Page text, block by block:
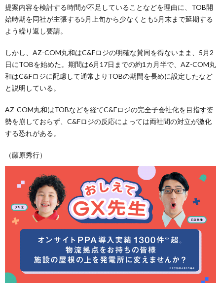
提案内容を検討する時間が不足していることなどを理由に、TOB開
始時期を同社が主張する5月上旬から少なくとも5月末まで延期する
よう繰り返し要請。
しかし、AZ-COM丸和はC&Fロジの明確な賛同を得ないまま、5月2
日にTOBを始めた。期間は6月17日までの約1カ月半で、AZ-COM丸
和はC&Fロジに配慮して通常よりTOBの期間を長めに設定したなど
と説明している。
AZ-COM丸和はTOBなどを経てC&Fロジの完全子会社化を目指す姿
勢を崩しておらず、C&Fロジの反応によっては両社間の対立が激化
する恐れがある。
（藤原秀行）